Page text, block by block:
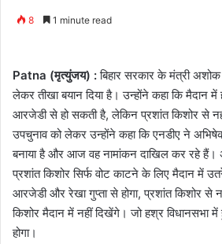
8 1 minute read
Patna (मृत्युंजय) :बिहार सरकार के मंत्री
लेकर तीखा बयान दिया है। उन्होंने कहा कि मैदान
आरजेडी से हो सकती है, लेकिन प्रशांत किशोर से
उपचुनाव को लेकर उन्होंने कहा कि एनडीए ने
बनाया है और आज वह नामांकन दाखिल कर रहे हैं।
प्रशांत किशोर सिर्फ वोट काटने के लिए मैदान में
आरजेडी और रेखा गुप्ता से होगा, प्रशांत किशोर से
किशोर मैदान में नहीं दिखेंगे। जो हश्र विधानसभा
होगा।